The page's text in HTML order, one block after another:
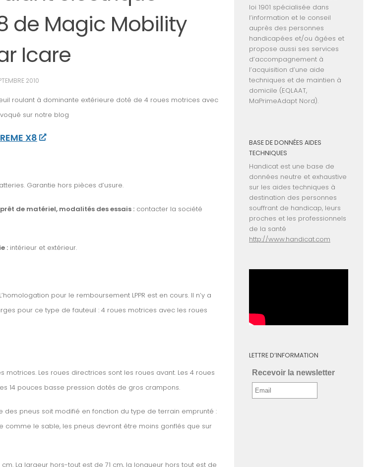
de Magic Mobility
Icare
2010
roulant à dominante extérieure doté de 4 roues motrices avec
sur notre blog
X8
Garantie hors pièces d’usure.
de matériel, modalités des essais : contacter la société
: intérieur et extérieur.
pour le remboursement LPPR est en cours. Il n’y a
pour ce type de fauteuil : 4 roues motrices avec les roues
motrices. Les roues directrices sont les roues avant. Les 4 roues
14 pouces basse pression dotés de gros crampons.
des pneus soit modifié en fonction du type de terrain emprunté :
comme le sable, les pneus devront être moins gonflés que sur
La largeur hors-tout est de 71 cm, la longueur hors tout est de
loi 1901 spécialisée dans
l’information et le conseil
auprès des personnes
handicapées et/ou âgées et
propose aussi ses services
d’accompagnement à
l’acquisition d’une aide
techniques et de maintien à
domicile (EQLAAT,
MaPrimeAdapt Nord).
BASE DE DONNÉES AIDES
TECHNIQUES
Handicat est une base de
données neutre et exhaustive
sur les aides techniques à
destination des personnes
souffrant de handicap, leurs
proches et les professionnels
de la santé
http://www.handicat.com
LETTRE D’INFORMATION
Recevoir la newsletter